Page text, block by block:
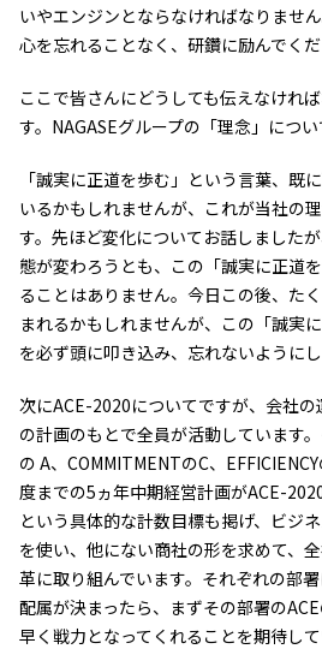
採用情報
新卒採用（総合・事務職）
キャリア採用
NAGASEグループ採用情報
いやエンジンとならなければなりませ
心を忘れることなく、研鑽に励んでくだ
ここで皆さんにどうしても伝えなけれ
す。NAGASEグループの「理念」につい
「誠実に正道を歩む」という言葉、既
いるかもしれませんが、これが当社の
す。先ほど変化についてお話しました
態が変わろうとも、この「誠実に正道
ることはありません。今日この後、た
まれるかもしれませんが、この「誠実
を必ず頭に叩き込み、忘れないようにし
次にACE-2020についてですが、会社
の計画のもとで全員が活動しています
の A、COMMITMENTのC、
度までの5ヵ年中期経営計画がACE-
という具体的な計数目標も掲げ、ビジ
を使い、他にない商社の形を求めて、
革に取り組んでいます。それぞれの部署
配属が決まったら、まずその部署の
早く戦力となってくれることを期待して